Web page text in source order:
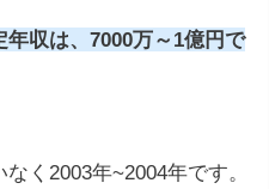
収は、7000万～1億円で
く2003年~2004年です。